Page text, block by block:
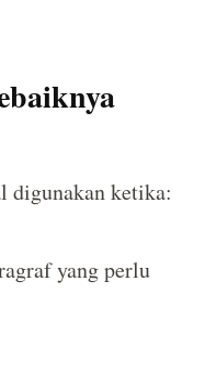
digunakan ketika:
yang perlu